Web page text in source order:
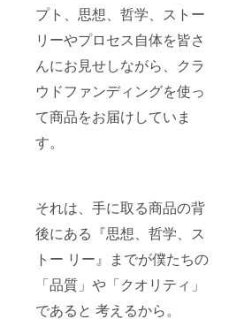
プト、思想、哲学、ストー
リーやプロセス自体を皆さ
んにお見せしながら、クラ
ウドファンディングを使っ
て商品をお届けしていま
す。
それは、手に取る商品の背
後にある『思想、哲学、ス
トー リー』までが僕たちの
「品質」や「クオリティ」
であると 考えるから。